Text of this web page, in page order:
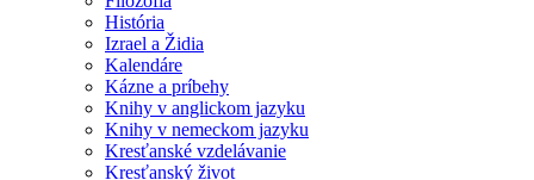
História
Izrael a Židia
Kalendáre
Kázne a príbehy
Knihy v anglickom jazyku
Knihy v nemeckom jazyku
Kresťanské vzdelávanie
Kresťanský život